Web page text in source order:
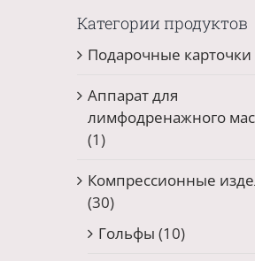
Категории продуктов
Подарочные карточки
Аппарат для
лимфодренажного
(1)
Компрессионные
(30)
Гольфы (10)